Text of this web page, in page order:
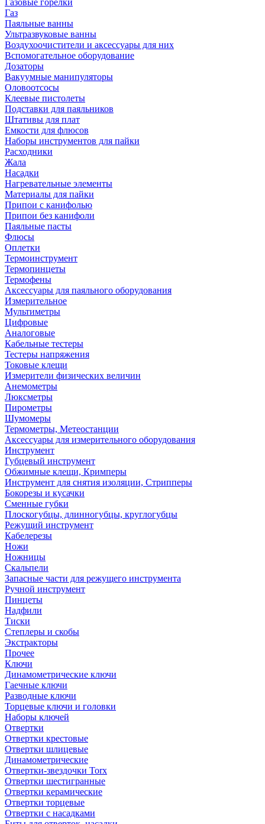
Газовые горелки
Газ
Паяльные ванны
Ультразвуковые ванны
Воздухоочистители и аксессуары для них
Вспомогательное оборудование
Дозаторы
Вакуумные манипуляторы
Оловоотсосы
Клеевые пистолеты
Подставки для паяльников
Штативы для плат
Емкости для флюсов
Наборы инструментов для пайки
Расходники
Жала
Насадки
Нагревательные элементы
Материалы для пайки
Припои с канифолью
Припои без канифоли
Паяльные пасты
Флюсы
Оплетки
Термоинструмент
Термопинцеты
Термофены
Аксессуары для паяльного оборудования
Измерительное
Мультиметры
Цифровые
Аналоговые
Кабельные тестеры
Тестеры напряжения
Токовые клещи
Измерители физических величин
Анемометры
Люксметры
Пирометры
Шумомеры
Термометры, Метеостанции
Аксессуары для измерительного оборудования
Инструмент
Губцевый инструмент
Обжимные клещи, Кримперы
Инструмент для снятия изоляции, Стрипперы
Бокорезы и кусачки
Сменные губки
Плоскогубцы, длинногубцы, круглогубцы
Режущий инструмент
Кабелерезы
Ножи
Ножницы
Скальпели
Запасные части для режущего инструмента
Ручной инструмент
Пинцеты
Надфили
Тиски
Степлеры и скобы
Экстракторы
Прочее
Ключи
Динамометрические ключи
Гаечные ключи
Разводные ключи
Торцевые ключи и головки
Наборы ключей
Отвертки
Отвертки крестовые
Отвертки шлицевые
Динамометрические
Отвертки-звездочки Torx
Отвертки шестигранные
Отвертки керамические
Отвертки торцевые
Отвертки с насадками